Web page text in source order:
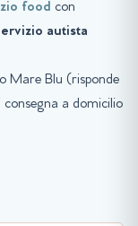
food con
autista
Mare Blu (risponde
a domicilio